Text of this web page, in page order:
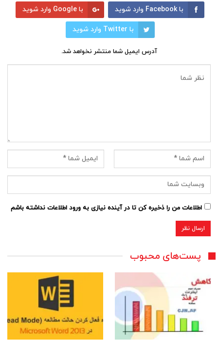
با Facebook وارد شوید با Google وارد شوید
با Twitter وارد شوید
آدرس ایمیل شما منتشر نخواهد شد.
اطلاعات من را ذخیره کن تا در آینده نیازی به ورود اطلاعات نداشته باشم
پست‌های محبوب